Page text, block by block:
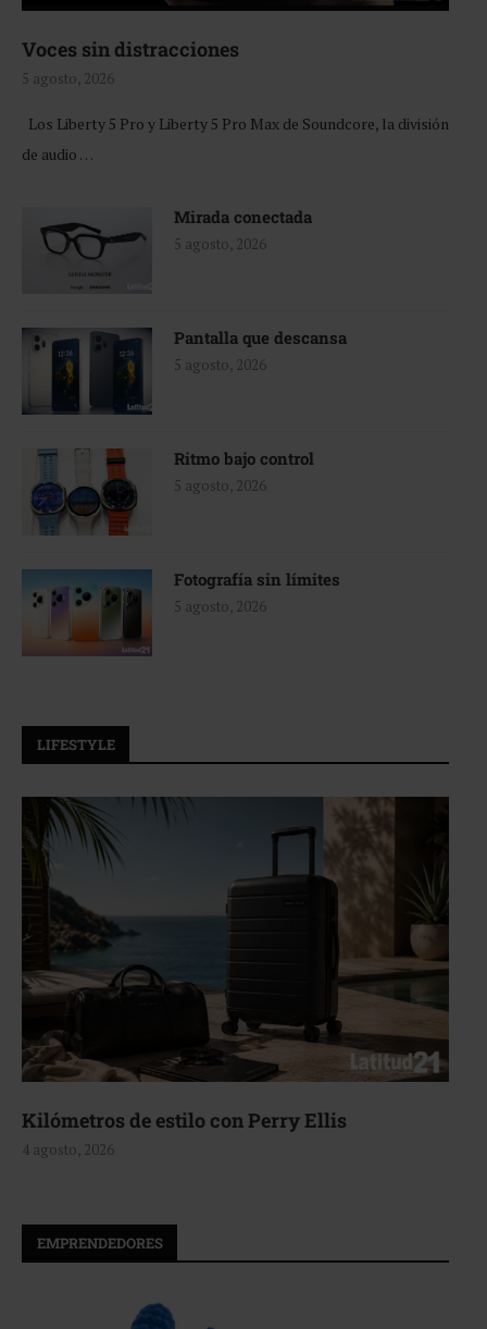
Voces sin distracciones
5 agosto, 2026
Los Liberty 5 Pro y Liberty 5 Pro Max de Soundcore, la división
de audio …
Mirada conectada
5 agosto, 2026
Pantalla que descansa
5 agosto, 2026
Ritmo bajo control
5 agosto, 2026
Fotografía sin límites
5 agosto, 2026
LIFESTYLE
Aerie, texturas que fluyen
4 agosto, 2026
EMPRENDEDORES